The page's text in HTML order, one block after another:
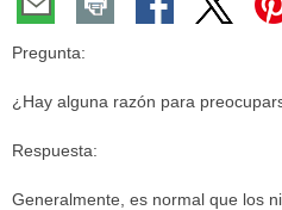
Pregunta:
¿Hay alguna razón para
Respuesta:
Generalmente, es normal que los